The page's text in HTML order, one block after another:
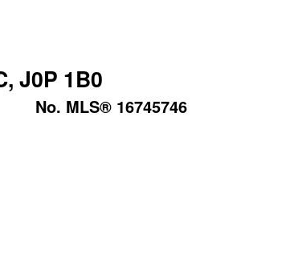
J0P 1B0
No. MLS® 16745746